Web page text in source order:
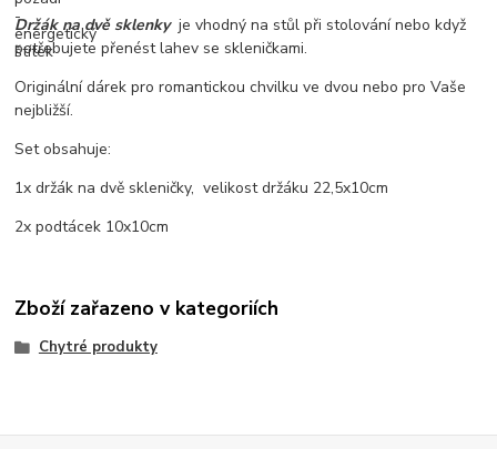
Držák na dvě sklenky je vhodný na stůl při stolování nebo když
potřebujete přenést lahev se skleničkami.
Originální dárek pro romantickou chvilku ve dvou nebo pro Vaše
nejbližší.
Set obsahuje:
1x držák na dvě skleničky, velikost držáku 22,5x10cm
2x podtácek 10x10cm
Zboží zařazeno v kategoriích
Chytré produkty